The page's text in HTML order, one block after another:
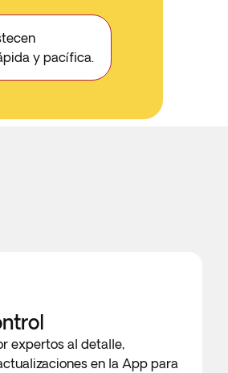
y pacífica.
expertos al detalle,
en la App para